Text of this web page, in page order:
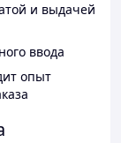
и выдачей
ввода
опыт